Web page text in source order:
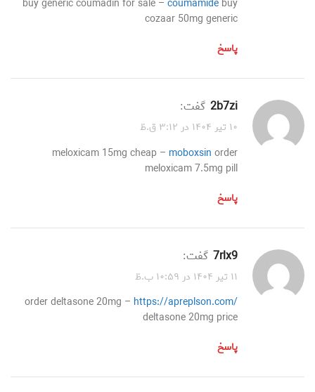
buy generic coumadin for sale – coumamide buy
cozaar 50mg generic
پاسخ
2b7zi گفت:
۱۰ تیر ۱۴۰۴ در ۳:۱۲ ق.ظ
meloxicam 15mg cheap – moboxsin order
meloxicam 7.5mg pill
پاسخ
7rlx9 گفت:
۱۱ تیر ۱۴۰۴ در ۱۰:۵۹ ب.ظ
order deltasone 20mg – https://apreplson.com/
deltasone 20mg price
پاسخ